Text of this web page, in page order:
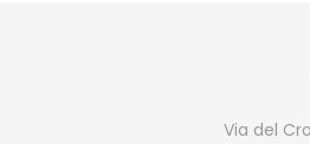
Via del